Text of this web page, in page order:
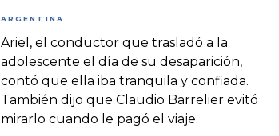
ARGENTINA
Ariel, el conductor que trasladó a la
adolescente el día de su desaparición,
contó que ella iba tranquila y confiada.
También dijo que Claudio Barrelier evitó
mirarlo cuando le pagó el viaje.